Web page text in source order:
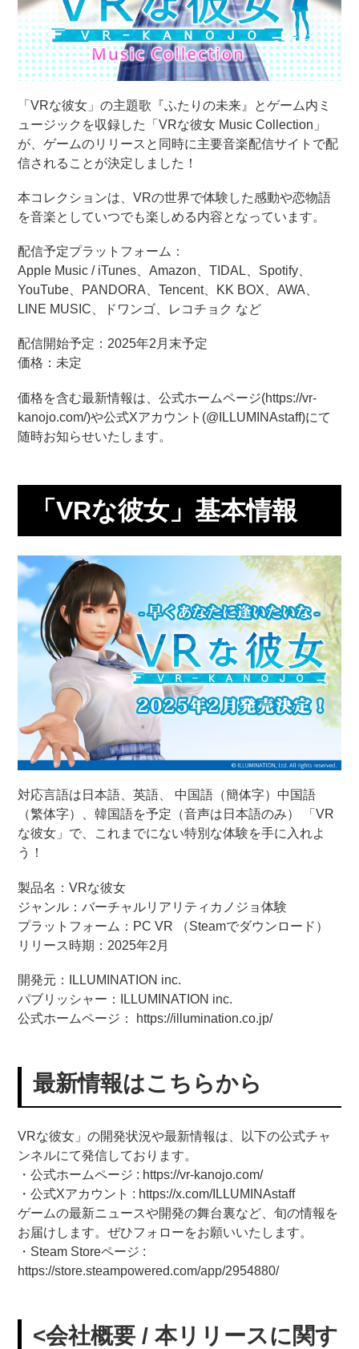
「VRな彼女」の主題歌『ふたりの未来』とゲーム内ミ
ュージックを収録した「VRな彼女 Music Collection」
が、ゲームのリリースと同時に主要音楽配信サイトで配
信されることが決定しました！
本コレクションは、VRの世界で体験した感動や恋物語
を音楽としていつでも楽しめる内容となっています。
配信予定プラットフォーム：
Apple Music / iTunes、Amazon、TIDAL、Spotify、
YouTube、PANDORA、Tencent、KK BOX、AWA、
LINE MUSIC、ドワンゴ、レコチョク など
配信開始予定：2025年2月末予定
価格：未定
価格を含む最新情報は、公式ホームページ(https://vr-
kanojo.com/)や公式Xアカウント(@ILLUMINAstaff)にて
随時お知らせいたします。
「VRな彼女」基本情報
対応言語は日本語、英語、 中国語（簡体字）中国語
（繁体字）、韓国語を予定（音声は日本語のみ） 「VR
な彼女」で、これまでにない特別な体験を手に入れよ
う！
製品名：VRな彼女
ジャンル：バーチャルリアリティカノジョ体験
プラットフォーム：PC VR （Steamでダウンロード）
リリース時期：2025年2月
開発元：ILLUMINATION inc.
パブリッシャー：ILLUMINATION inc.
公式ホームページ： https://illumination.co.jp/
最新情報はこちらから
VRな彼女」の開発状況や最新情報は、以下の公式チャ
ンネルにて発信しております。
・公式ホームページ : https://vr-kanojo.com/
・公式Xアカウント : https://x.com/ILLUMINAstaff
ゲームの最新ニュースや開発の舞台裏など、旬の情報を
お届けします。ぜひフォローをお願いいたします。
・Steam Storeページ :
https://store.steampowered.com/app/2954880/
<会社概要 / 本リリースに関す